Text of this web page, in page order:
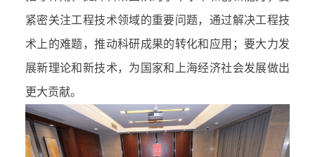
紧密关注工程技术领域的重要问题，通过解决工程技
术上的难题，推动科研成果的转化和应用；要大力发
展新理论和新技术，为国家和上海经济社会发展做出
更大贡献。